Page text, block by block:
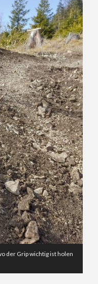
der Grip wichtig ist holen